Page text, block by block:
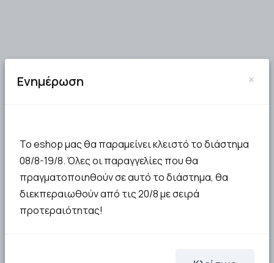
Ενημέρωση ×
Το eshop μας θα παραμείνει κλειστό το διάστημα
08/8-19/8. Όλες οι παραγγελίες που θα
πραγματοποιηθούν σε αυτό το διάστημα, θα
διεκπεραιωθούν από τις 20/8 με σειρά
προτεραιότητας!